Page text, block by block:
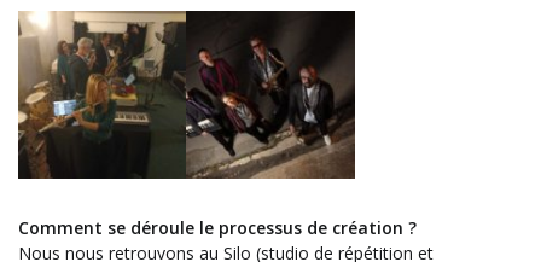
Comment se déroule le processus de création ?
Nous nous retrouvons au Silo (studio de répétition et